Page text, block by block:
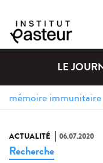
LE
ACTUALITÉ 06.07.2020
Recherche